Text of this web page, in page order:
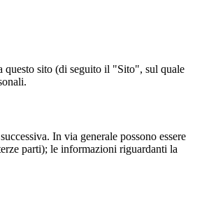
questo sito (di seguito il "Sito", sul quale
In via generale possono essere
parti); le informazioni riguardanti la